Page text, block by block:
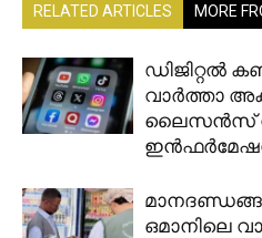
RELATED ARTICLES MORE
ഡിജിറ്റൽ
വാർത്താ
ലൈസൻസ്
ഒമാനിലെ